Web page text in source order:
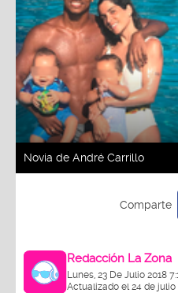
Novia de André Carrillo
Redacción La Zona
Lunes, 23 De Julio 2018
Actualizado el 24 de julio